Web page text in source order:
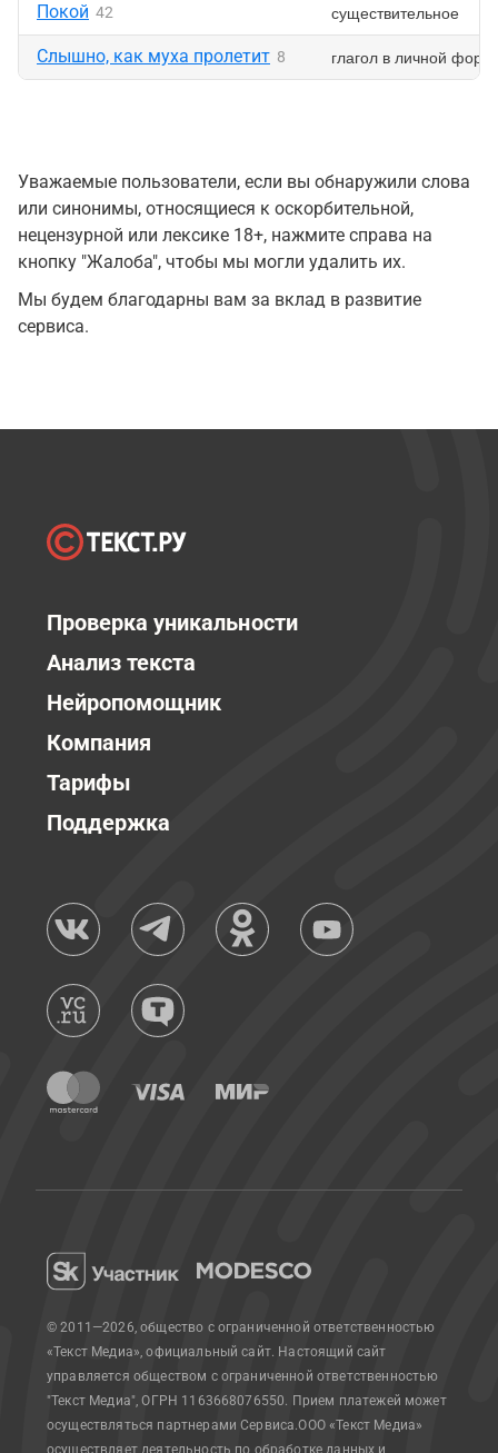
Покой 42 существительное
Слышно, как муха пролетит 8 глагол в личной
Уважаемые пользователи, если вы обнаружили слова
или синонимы, относящиеся к оскорбительной,
нецензурной или лексике 18+, нажмите справа на
кнопку "Жалоба", чтобы мы могли удалить их.
Мы будем благодарны вам за вклад в развитие
сервиса.
Проверка уникальности
Анализ текста
Нейропомощник
Компания
Тарифы
Поддержка
© 2011—2026, общество с ограниченной ответственностью
«Текст Медиа», официальный сайт. Настоящий сайт
управляется обществом с ограниченной ответственностью
"Текст Медиа", ОГРН 1163668076550. Прием платежей может
осуществляться партнерами Сервиса.ООО «Текст Медиа»
осуществляет деятельность по обработке данных и